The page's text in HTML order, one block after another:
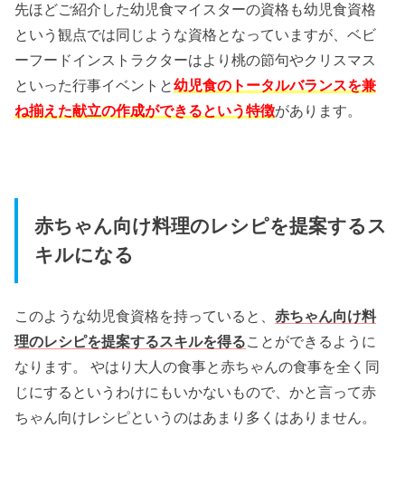
先ほどご紹介した幼児食マイスターの資格も幼児食資格
という観点では同じような資格となっていますが、ベビ
ーフードインストラクターはより桃の節句やクリスマス
といった行事イベントと幼児食のトータルバランスを兼
ね揃えた献立の作成ができるという特徴があります。
赤ちゃん向け料理のレシピを提案するス
キルになる
このような幼児食資格を持っていると、赤ちゃん向け料
理のレシピを提案するスキルを得る ことができるように
なります。 やはり大人の食事と赤ちゃんの食事を全く同
じにするというわけにもいかないもので、かと言って赤
ちゃん向けレシピというのはあまり多くはありません。